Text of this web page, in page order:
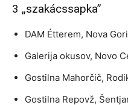
3 „szakácssapka”
DAM Étterem, Nova
Galerija okusov, Novo
Gostilna Mahorčič,
Gostilna Repovž,